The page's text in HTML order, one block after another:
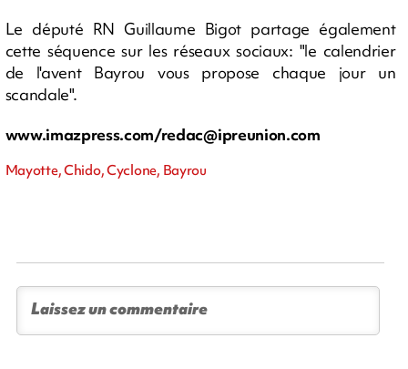
Le député RN Guillaume Bigot partage également
cette séquence sur les réseaux sociaux: "le calendrier
de l'avent Bayrou vous propose chaque jour un
scandale".
www.imazpress.com/redac@ipreunion.com
Mayotte, Chido, Cyclone, Bayrou